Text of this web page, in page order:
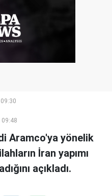
09:48
Aramco'ya yönelik
İran yapımı
açıkladı.